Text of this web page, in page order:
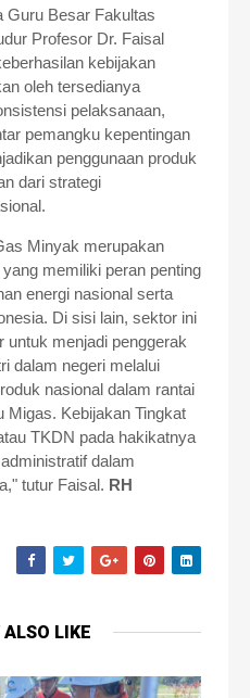
Guru Besar Fakultas
Profesor Dr. Faisal
kebijakan
oleh tersedianya
pelaksanaan,
pemangku kepentingan
penggunaan produk
dari strategi
Minyak merupakan
memiliki peran penting
energi nasional serta
Di sisi lain, sektor ini
untuk menjadi penggerak
dalam negeri melalui
nasional dalam rantai
Migas. Kebijakan Tingkat
TKDN pada hakikatnya
dalam
tutur Faisal. RH
LIKE